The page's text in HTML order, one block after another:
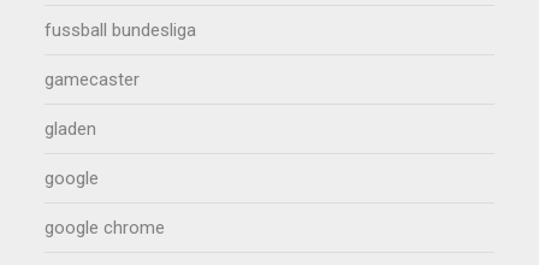
fussball bundesliga
gamecaster
gladen
google
google chrome